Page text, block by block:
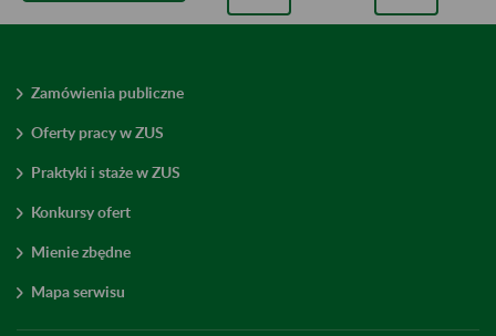
Zamówienia publiczne
Oferty pracy w ZUS
Praktyki i staże w ZUS
Konkursy ofert
Mienie zbędne
Mapa serwisu